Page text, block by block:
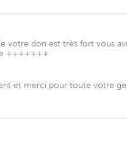
don est très fort vous
+++++++
et merci pour toute votre